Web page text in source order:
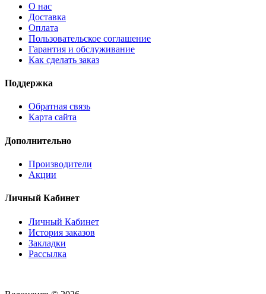
О нас
Доставка
Оплата
Пользовательское соглашение
Гарантия и обслуживание
Как сделать заказ
Поддержка
Обратная связь
Карта сайта
Дополнительно
Производители
Акции
Личный Кабинет
Личный Кабинет
История заказов
Закладки
Рассылка